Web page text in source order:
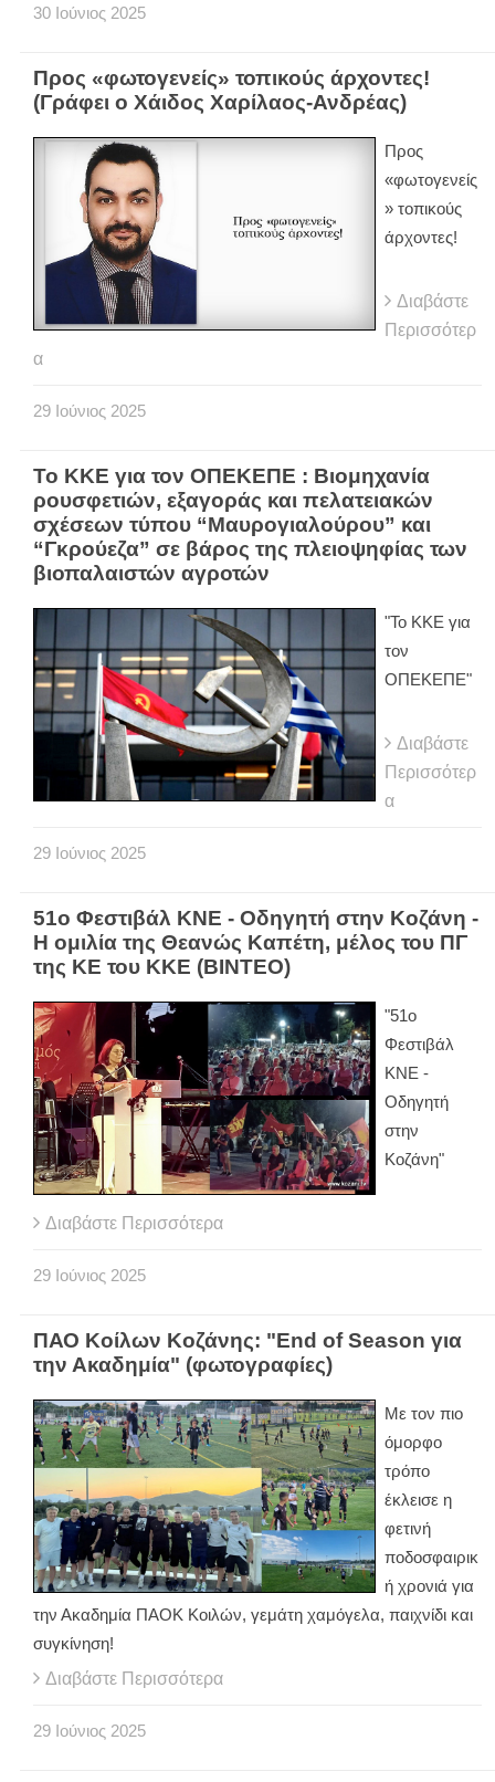
30 Ιούνιος 2025
Προς «φωτογενείς» τοπικούς άρχοντες!
(Γράφει ο Χάιδος Χαρίλαος-Ανδρέας)
Προς
«φωτογενείς
» τοπικούς
άρχοντες!
Διαβάστε
Περισσότερ
α
29 Ιούνιος 2025
Το ΚΚΕ για τον ΟΠΕΚΕΠΕ : Βιομηχανία
ρουσφετιών, εξαγοράς και πελατειακών
σχέσεων τύπου “Μαυρογιαλούρου” και
“Γκρούεζα” σε βάρος της πλειοψηφίας των
βιοπαλαιστών αγροτών
"Το ΚΚΕ για
τον
ΟΠΕΚΕΠΕ"
Διαβάστε
Περισσότερ
α
29 Ιούνιος 2025
51ο Φεστιβάλ ΚΝΕ - Οδηγητή στην Κοζάνη -
Η ομιλία της Θεανώς Καπέτη, μέλος του ΠΓ
της ΚΕ του ΚΚΕ (ΒΙΝΤΕΟ)
"51ο
Φεστιβάλ
ΚΝΕ -
Οδηγητή
στην
Κοζάνη"
Διαβάστε Περισσότερα
29 Ιούνιος 2025
ΠΑΟ Κοίλων Κοζάνης: "End of Season για
την Ακαδημία" (φωτογραφίες)
Με τον πιο
όμορφο
τρόπο
έκλεισε η
φετινή
ποδοσφαιρικ
ή χρονιά για
την Ακαδημία ΠΑΟΚ Κοιλών, γεμάτη χαμόγελα, παιχνίδι και
συγκίνηση!
Διαβάστε Περισσότερα
29 Ιούνιος 2025